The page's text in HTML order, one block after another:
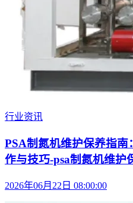
行业资讯
PSA制氮机维护保养指
作与技巧-psa制氮机维护
2026年06月22日 08:00:00